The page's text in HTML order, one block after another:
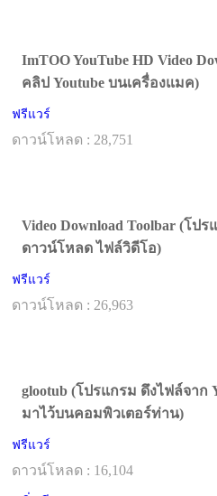
ImTOO YouTube HD Video
คลิป Youtube บนเครื่องแมค)
ฟรีแวร์
ดาวน์โหลด : 28,751
Video Download Toolbar (โป
ดาวน์โหลด ไฟล์วิดีโอ)
ฟรีแวร์
ดาวน์โหลด : 26,963
glootub (โปรแกรม ดึงไฟล์จาก
มาไว้บนคอมพิวเตอร์ท่าน)
ฟรีแวร์
ดาวน์โหลด : 16,104